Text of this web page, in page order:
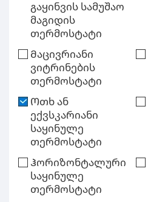
გაყინვის სამუშაო
მაგიდის
თერმოსტატი
Მაცივრიანი
ვიტრინების
თერმოსტატი
Ოთხ ან
ექვსკარიანი
საყინულე
თერმოსტატი
Ჰორიზონტალური
საყინულე
თერმოსტატი